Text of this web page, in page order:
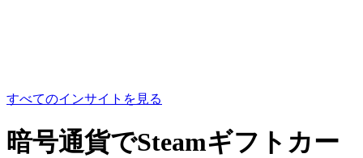
すべてのインサイトを見る
暗号通貨でSteamギフトカー